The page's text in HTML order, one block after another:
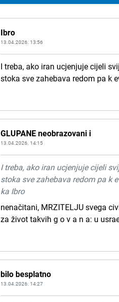
Ibro
13.04.2026. 13:56
I treba, ako iran ucjenjuje cijeli
stoka sve zahebava redom pa k
GLUPANE neobrazovani i
13.04.2026. 14:15
I treba, ako iran ucjenjuje cijeli
stoka sve zahebava redom pa k
ka Ibro
nenačitani, MRZITELJU svega
za život takvih g o v a n a: u
bilo besplatno
13.04.2026. 14:27